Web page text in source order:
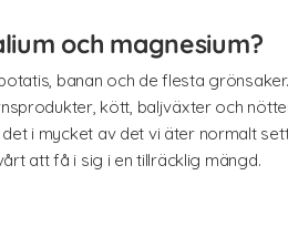
och magnesium?
banan och de flesta grönsaker.
kött, baljväxter och
i mycket av det vi äter normalt
att få i sig i en tillräcklig mängd.